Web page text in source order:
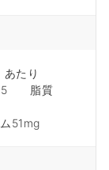
たり
脂質
51mg